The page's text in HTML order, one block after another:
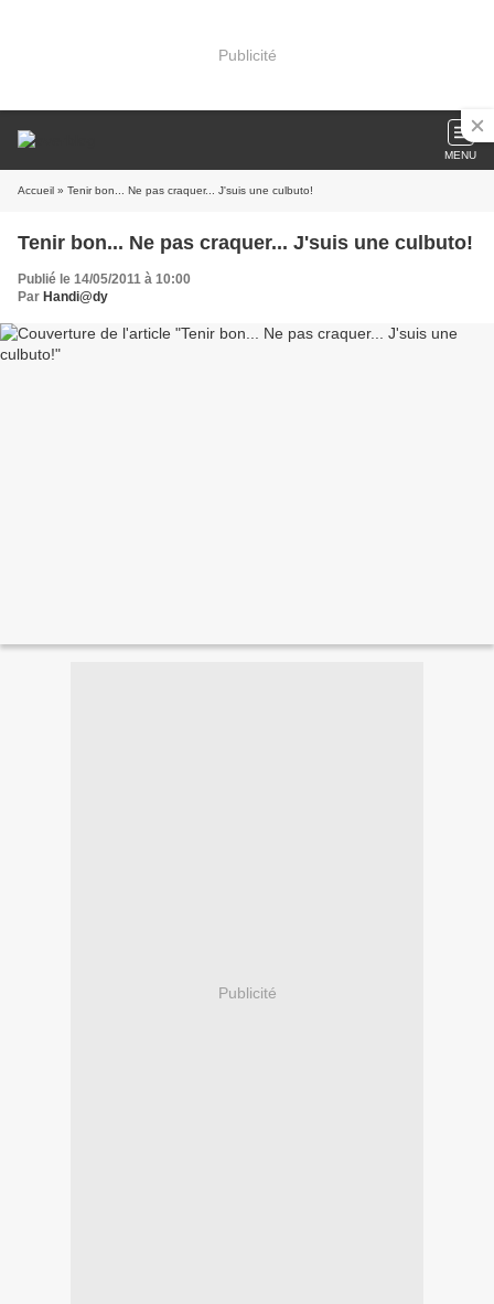
Publicité
MENU
Accueil » Tenir bon... Ne pas craquer... J'suis une culbuto!
Tenir bon... Ne pas craquer... J'suis une culbuto!
Publié le 14/05/2011 à 10:00
Par Handi@dy
Publicité